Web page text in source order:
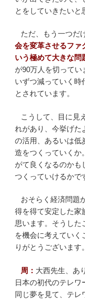
とをしていきたいと
ただ、もう一つだ
会を変革させるファ
いう極めて大きな問
が90万人を切ってい
いずつ減っていく時
とされています。
こうして、目に見
れがあり、今挙げた
の活用、あるいは低
造をつくっていくか
がて良くなるのかも
つくっていけるかで
おそらく経済問題
得を得て安定した家
思います。そうした
を機会に考えていく
りがとうございます。
周： 大西先生、あ
日本の初代のテレワ
同じ夢を見て、テレ